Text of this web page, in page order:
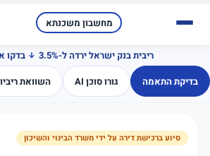
מחשבון משכנתא
ריבית בנק ישראל ירדה ל-3.5%
בדקו
בדיקת התאמה
גורו סוכן AI השוואת
סיוע ברכישת דירה על ידי משרד הבינוי והשיכון